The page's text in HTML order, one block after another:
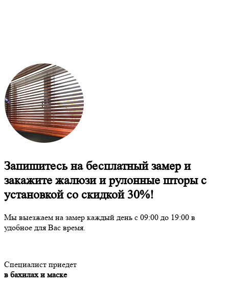
Запишитесь на бесплатный замер и
закажите жалюзи и рулонные шторы с
установкой со скидкой 30%!
Мы выезжаем на замер каждый день с 09:00 до 19:00 в
удобное для Вас время.
Специалист приедет
в бахилах и маске